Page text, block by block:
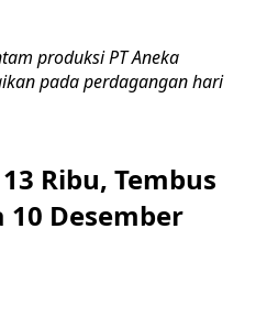
produksi PT Aneka
pada perdagangan hari
Ribu, Tembus
10 Desember